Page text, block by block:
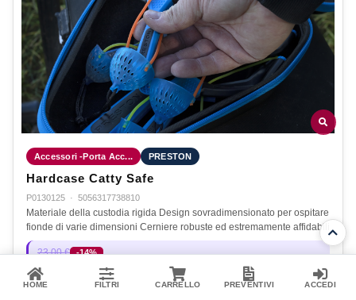
Accessori -Porta Acc... PRESTON
Hardcase Catty Safe
P0130125 · 5056317738810
Materiale della custodia rigida Design sovradimensionato per ospitare
fionde di varie dimensioni Cerniere robuste ed estremamente affidabili
23,00 € -14%
19,80 €
Disponibile
HOME FILTRI CARRELLO PREVENTIVI ACCEDI